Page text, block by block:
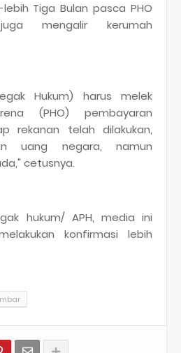
lebih Tiga Bulan pasca PHO
mengalir kerumah
Hukum) harus melek
(PHO) pembayaran
rekanan telah dilakukan,
uang negara, namun
cetusnya.
hukum/ APH, media ini
konfirmasi lebih